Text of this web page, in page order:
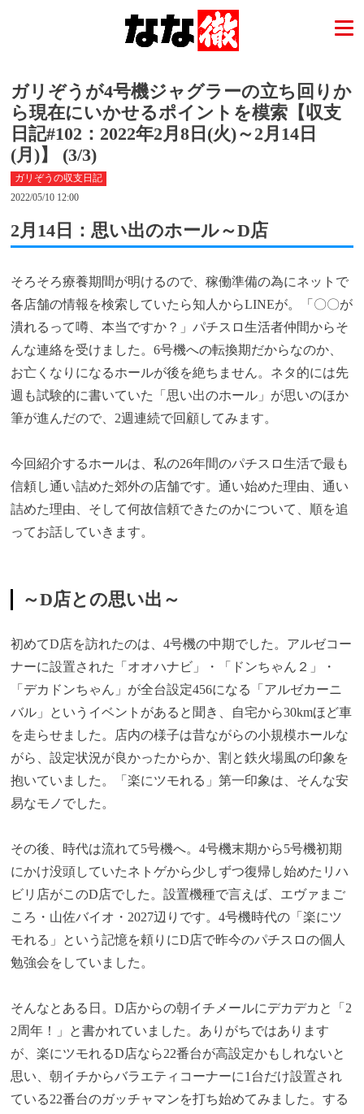
ガリぞうが4号機ジャグラーの立ち回りか
ら現在にいかせるポイントを模索【収支
日記#102：2022年2月8日(火)～2月14日
(月)】 (3/3)
ガリぞうの収支日記
2022/05/10 12:00
2月14日：思い出のホール～D店
そろそろ療養期間が明けるので、稼働準備の為にネットで
各店舗の情報を検索していたら知人からLINEが。「〇〇が
潰れるって噂、本当ですか？」パチスロ生活者仲間からそ
んな連絡を受けました。6号機への転換期だからなのか、
お亡くなりになるホールが後を絶ちません。ネタ的には先
週も試験的に書いていた「思い出のホール」が思いのほか
筆が進んだので、2週連続で回顧してみます。
今回紹介するホールは、私の26年間のパチスロ生活で最も
信頼し通い詰めた郊外の店舗です。通い始めた理由、通い
詰めた理由、そして何故信頼できたのかについて、順を追
ってお話していきます。
～D店との思い出～
初めてD店を訪れたのは、4号機の中期でした。アルゼコー
ナーに設置された「オオハナビ」・「ドンちゃん２」・
「デカドンちゃん」が全台設定456になる「アルゼカーニ
バル」というイベントがあると聞き、自宅から30kmほど車
を走らせました。店内の様子は昔ながらの小規模ホールな
がら、設定状況が良かったからか、割と鉄火場風の印象を
抱いていました。「楽にツモれる」第一印象は、そんな安
易なモノでした。
その後、時代は流れて5号機へ。4号機末期から5号機初期
にかけ没頭していたネトゲから少しずつ復帰し始めたリハ
ビリ店がこのD店でした。設置機種で言えば、エヴァまご
ころ・山佐バイオ・2027辺りです。4号機時代の「楽にツ
モれる」という記憶を頼りにD店で昨今のパチスロの個人
勉強会をしていました。
そんなとある日。D店からの朝イチメールにデカデカと「2
2周年！」と書かれていました。ありがちではあります
が、楽にツモれるD店なら22番台が高設定かもしれないと
思い、朝イチからバラエティコーナーに1台だけ設置され
ている22番台のガッチャマンを打ち始めてみました。する